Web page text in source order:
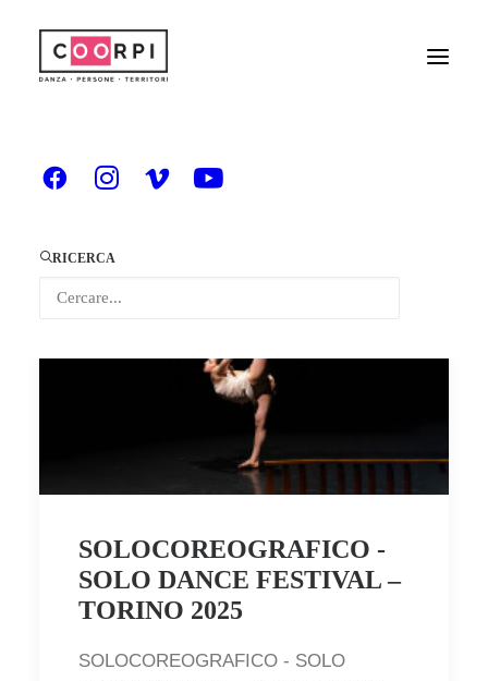
RICERCA
Redazione COORPI
SOLOCOREOGRAFICO -
SOLO DANCE FESTIVAL –
TORINO 2025
SOLOCOREOGRAFICO - SOLO